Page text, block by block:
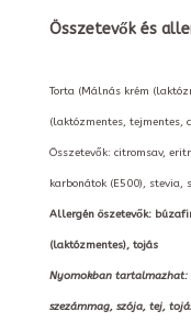
Összetevők és
Torta (Málnás krém
(laktózmentes, tejmentes,
Összetevők: citromsav,
karbonátok (E500),
Allergén öszetevők:
(laktózmentes), tojás
Nyomokban
szezámmag, szója, tej,